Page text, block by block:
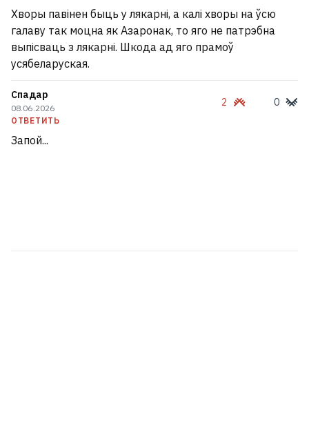
Хворы павінен быць у лякарні, а калі хворы на ўсю
галаву так моцна як Азаронак, то яго не патрэбна
выпісваць з лякарні. Шкода ад яго прамоў
усябеларуская.
Спадар
08.06.2026
ОТВЕТИТЬ
2 0
Запой...